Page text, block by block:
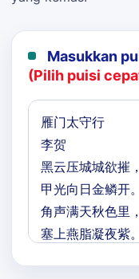
Masukkan
(Pilih puisi